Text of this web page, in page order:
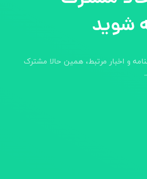
شوید
و اخبار مرتبط، همین حالا مشترک